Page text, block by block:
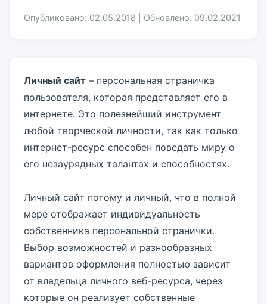
Опубликовано: 02.05.2018 | Обновлено: 09.02.2021
Личный сайт – персональная страничка
пользователя, которая представляет его в
интернете. Это полезнейший инструмент
любой творческой личности, так как только
интернет-ресурс способен поведать миру о
его незаурядных талантах и способностях.
Личный сайт потому и личный, что в полной
мере отображает индивидуальность
собственника персональной странички.
Выбор возможностей и разнообразных
вариантов оформления полностью зависит
от владельца личного веб-ресурса, через
которые он реализует собственные